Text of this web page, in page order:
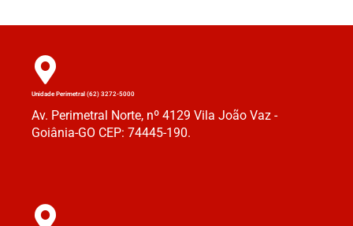
Unidade Perimetral (62) 3272-5000
Av. Perimetral Norte, nº 4129 Vila João Vaz -
Goiânia-GO CEP: 74445-190.